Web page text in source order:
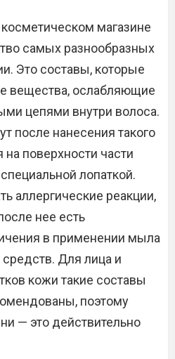
магазине
самых разнообразных
Это составы, которые
вещества, ослабляющие
цепями внутри волоса.
после нанесения такого
поверхности части
лопаткой.
аллергические реакции,
нее есть
в применении мыла
Для лица и
кожи такие составы
поэтому
— это действительно